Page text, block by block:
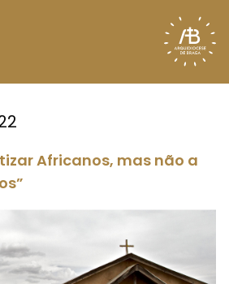
Africanos, mas não a